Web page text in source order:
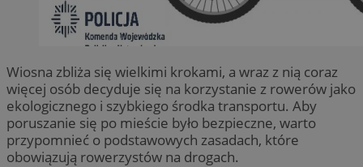
Wiosna zbliża się wielkimi krokami, a wraz z nią coraz
więcej osób decyduje się na korzystanie z rowerów jako
ekologicznego i szybkiego środka transportu. Aby
poruszanie się po mieście było bezpieczne, warto
przypomnieć o podstawowych zasadach, które
obowiązują rowerzystów na drogach.